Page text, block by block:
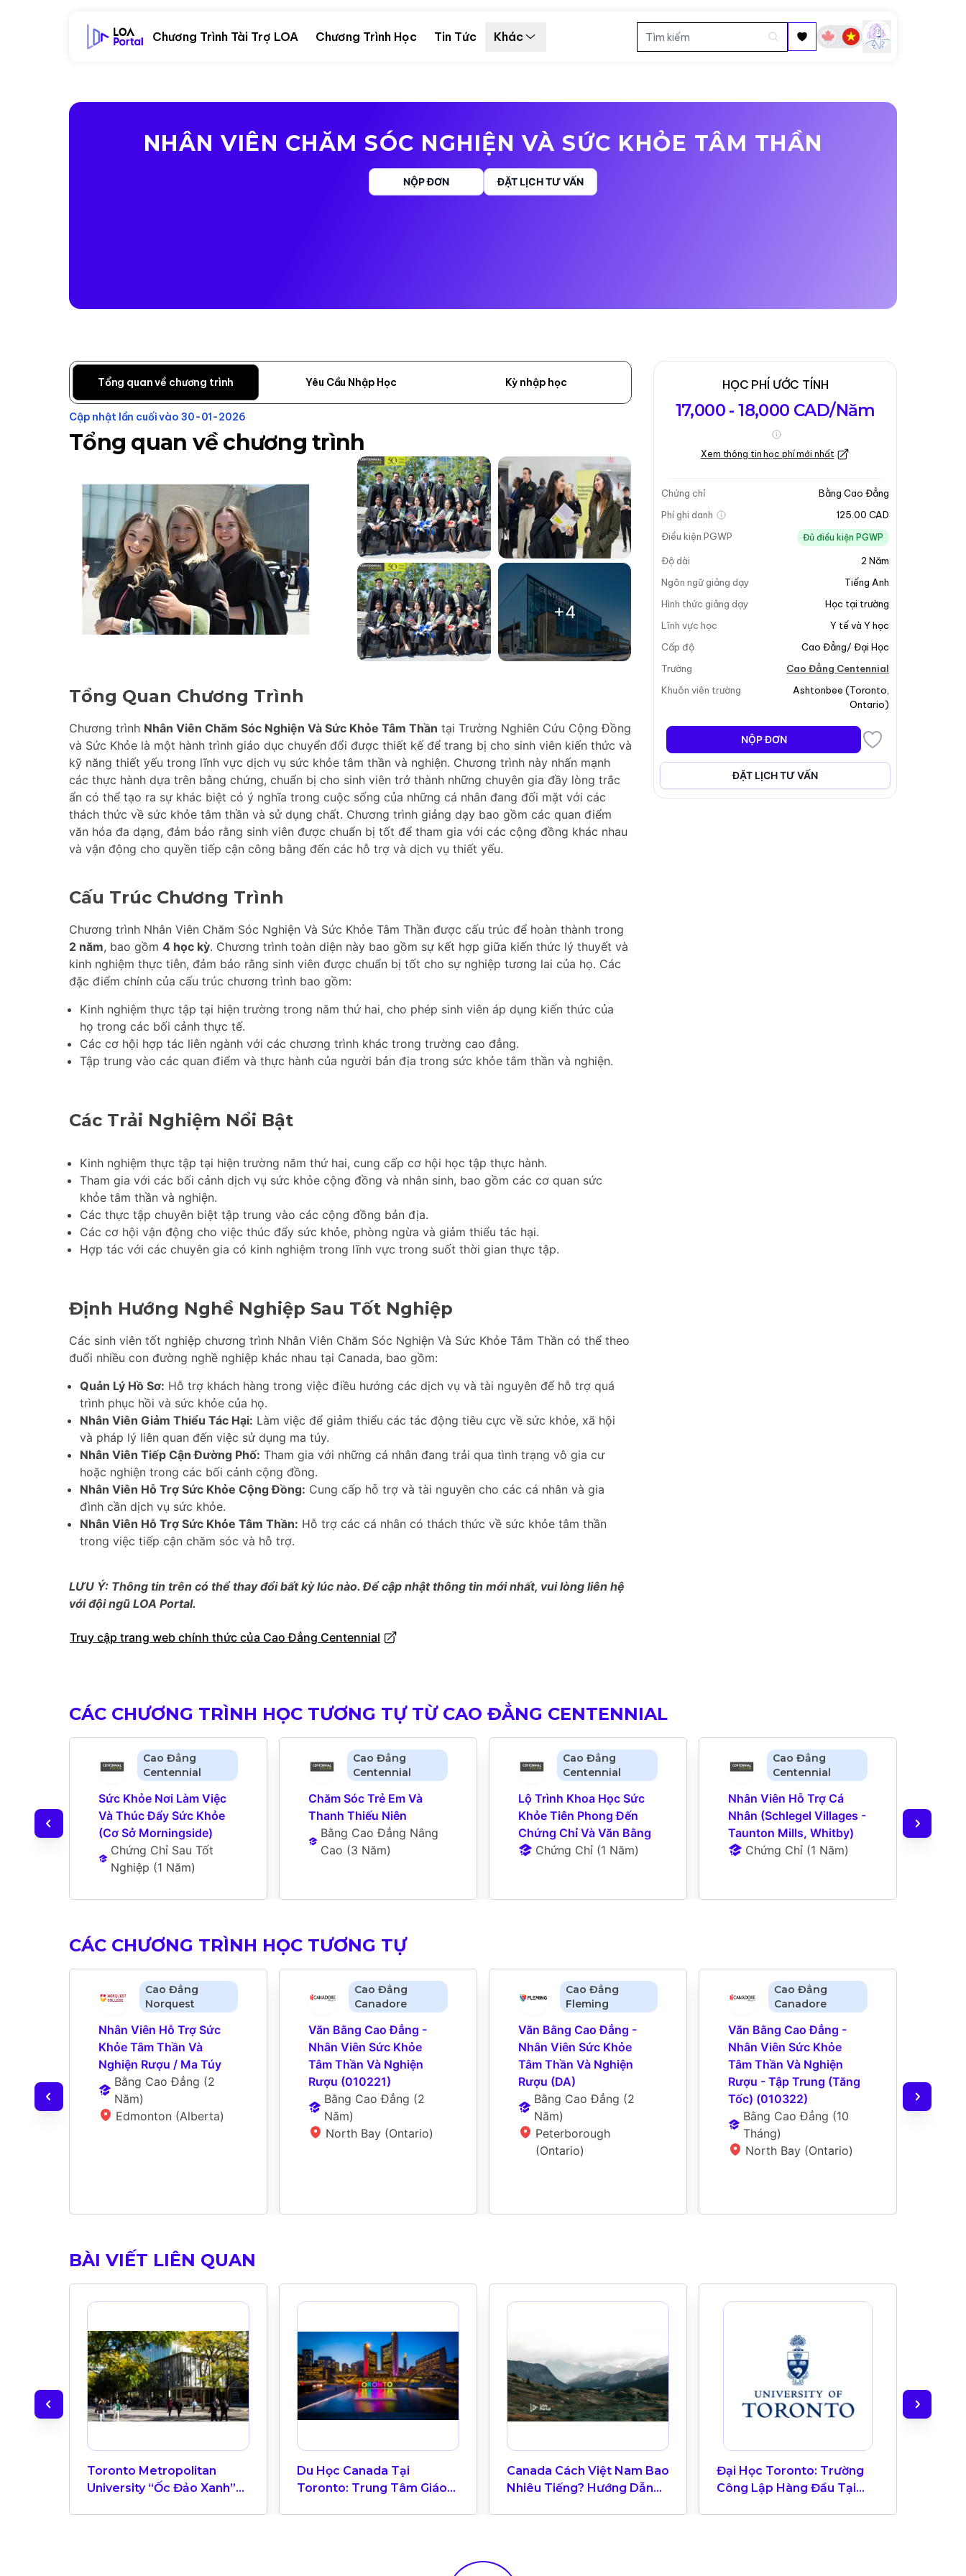
Chương Trình Tài Trợ LOA Chương Trình Học Tin Tức Khác
NHÂN VIÊN CHĂM SÓC NGHIỆN VÀ SỨC KHỎE TÂM THẦN
NỘP ĐƠN ĐẶT LỊCH TƯ VẤN
Tổng quan về chương trình Yêu Cầu Nhập Học Kỳ nhập học
Cập nhật lần cuối vào 30-01-2026
Tổng quan về chương trình
+4
Tổng Quan Chương Trình
Chương trình Nhân Viên Chăm Sóc Nghiện Và Sức Khỏe Tâm Thần tại Trường Nghiên Cứu Cộng Đồng
và Sức Khỏe là một hành trình giáo dục chuyển đổi được thiết kế để trang bị cho sinh viên kiến thức và
kỹ năng thiết yếu trong lĩnh vực dịch vụ sức khỏe tâm thần và nghiện. Chương trình này nhấn mạnh
các thực hành dựa trên bằng chứng, chuẩn bị cho sinh viên trở thành những chuyên gia đầy lòng trắc
ẩn có thể tạo ra sự khác biệt có ý nghĩa trong cuộc sống của những cá nhân đang đối mặt với các
thách thức về sức khỏe tâm thần và sử dụng chất. Chương trình giảng dạy bao gồm các quan điểm
văn hóa đa dạng, đảm bảo rằng sinh viên được chuẩn bị tốt để tham gia với các cộng đồng khác nhau
và vận động cho quyền tiếp cận công bằng đến các hỗ trợ và dịch vụ thiết yếu.
Cấu Trúc Chương Trình
Chương trình Nhân Viên Chăm Sóc Nghiện Và Sức Khỏe Tâm Thần được cấu trúc để hoàn thành trong
2 năm, bao gồm 4 học kỳ. Chương trình toàn diện này bao gồm sự kết hợp giữa kiến thức lý thuyết và
kinh nghiệm thực tiễn, đảm bảo rằng sinh viên được chuẩn bị tốt cho sự nghiệp tương lai của họ. Các
đặc điểm chính của cấu trúc chương trình bao gồm:
Kinh nghiệm thực tập tại hiện trường trong năm thứ hai, cho phép sinh viên áp dụng kiến thức của
họ trong các bối cảnh thực tế.
Các cơ hội hợp tác liên ngành với các chương trình khác trong trường cao đẳng.
Tập trung vào các quan điểm và thực hành của người bản địa trong sức khỏe tâm thần và nghiện.
Các Trải Nghiệm Nổi Bật
Kinh nghiệm thực tập tại hiện trường năm thứ hai, cung cấp cơ hội học tập thực hành.
Tham gia với các bối cảnh dịch vụ sức khỏe cộng đồng và nhân sinh, bao gồm các cơ quan sức
khỏe tâm thần và nghiện.
Các thực tập chuyên biệt tập trung vào các cộng đồng bản địa.
Các cơ hội vận động cho việc thúc đẩy sức khỏe, phòng ngừa và giảm thiểu tác hại.
Hợp tác với các chuyên gia có kinh nghiệm trong lĩnh vực trong suốt thời gian thực tập.
Định Hướng Nghề Nghiệp Sau Tốt Nghiệp
Các sinh viên tốt nghiệp chương trình Nhân Viên Chăm Sóc Nghiện Và Sức Khỏe Tâm Thần có thể theo
đuổi nhiều con đường nghề nghiệp khác nhau tại Canada, bao gồm:
Quản Lý Hồ Sơ: Hỗ trợ khách hàng trong việc điều hướng các dịch vụ và tài nguyên để hỗ trợ quá
trình phục hồi và sức khỏe của họ.
Nhân Viên Giảm Thiểu Tác Hại: Làm việc để giảm thiểu các tác động tiêu cực về sức khỏe, xã hội
và pháp lý liên quan đến việc sử dụng ma túy.
Nhân Viên Tiếp Cận Đường Phố: Tham gia với những cá nhân đang trải qua tình trạng vô gia cư
hoặc nghiện trong các bối cảnh cộng đồng.
Nhân Viên Hỗ Trợ Sức Khỏe Cộng Đồng: Cung cấp hỗ trợ và tài nguyên cho các cá nhân và gia
đình cần dịch vụ sức khỏe.
Nhân Viên Hỗ Trợ Sức Khỏe Tâm Thần: Hỗ trợ các cá nhân có thách thức về sức khỏe tâm thần
trong việc tiếp cận chăm sóc và hỗ trợ.
LƯU Ý: Thông tin trên có thể thay đổi bất kỳ lúc nào. Để cập nhật thông tin mới nhất, vui lòng liên hệ
với đội ngũ LOA Portal.
Truy cập trang web chính thức của Cao Đẳng Centennial
HỌC PHÍ ƯỚC TÍNH
17,000 - 18,000 CAD/Năm
Xem thông tin học phí mới nhất
Chứng chỉ
Bằng Cao Đẳng
Phí ghi danh
125.00 CAD
Điều kiện PGWP
Đủ điều kiện PGWP
Độ dài 2 Năm
Ngôn ngữ giảng dạy
Tiếng Anh
Hình thức giảng dạy
Học tại trường
Lĩnh vực học
Y tế và Y học
Cấp độ
Cao Đẳng/ Đại Học
Trường
Cao Đẳng Centennial
Khuôn viên trường
Ashtonbee (Toronto
Ontario)
NỘP ĐƠN
ĐẶT LỊCH TƯ VẤN
CÁC CHƯƠNG TRÌNH HỌC TƯƠNG TỰ TỪ CAO ĐẲNG CENTENNIAL
Cao Đẳng
Centennial
Sức Khỏe Nơi Làm Việc
Và Thúc Đẩy Sức Khỏe
(Cơ Sở Morningside)
Chứng Chỉ Sau Tốt
Nghiệp (1 Năm)
Cao Đẳng
Centennial
Chăm Sóc Trẻ Em Và
Thanh Thiếu Niên
Bằng Cao Đẳng Nâng
Cao (3 Năm)
Cao Đẳng
Centennial
Lộ Trình Khoa Học Sức
Khỏe Tiên Phong Đến
Chứng Chỉ Và Văn Bằng
Chứng Chỉ (1 Năm)
Cao Đẳng
Centennial
Nhân Viên Hỗ Trợ Cá
Nhân (Schlegel Villages -
Taunton Mills, Whitby)
Chứng Chỉ (1 Năm)
CÁC CHƯƠNG TRÌNH HỌC TƯƠNG TỰ
Cao Đẳng
Norquest
Nhân Viên Hỗ Trợ Sức
Khỏe Tâm Thần Và
Nghiện Rượu / Ma Túy
Bằng Cao Đẳng (2
Năm)
Edmonton (Alberta)
Cao Đẳng
Canadore
Văn Bằng Cao Đẳng -
Nhân Viên Sức Khỏe
Tâm Thần Và Nghiện
Rượu (010221)
Bằng Cao Đẳng (2
Năm)
North Bay (Ontario)
Cao Đẳng
Fleming
Văn Bằng Cao Đẳng -
Nhân Viên Sức Khỏe
Tâm Thần Và Nghiện
Rượu (DA)
Bằng Cao Đẳng (2
Năm)
Peterborough
(Ontario)
Cao Đẳng
Canadore
Văn Bằng Cao Đẳng -
Nhân Viên Sức Khỏe
Tâm Thần Và Nghiện
Rượu - Tập Trung (Tăng
Tốc) (010322)
Bằng Cao Đẳng (10
Tháng)
North Bay (Ontario)
BÀI VIẾT LIÊN QUAN
Toronto Metropolitan
University “Ốc Đảo Xanh”
Du Học Canada Tại
Toronto: Trung Tâm Giáo
Canada Cách Việt Nam Bao
Nhiêu Tiếng? Hướng Dẫn
Đại Học Toronto: Trường
Công Lập Hàng Đầu Tại